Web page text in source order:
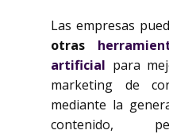
Las empresas
otras
artificial para
marketing de
mediante la
contenido,